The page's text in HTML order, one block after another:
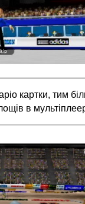
картки, тим
в